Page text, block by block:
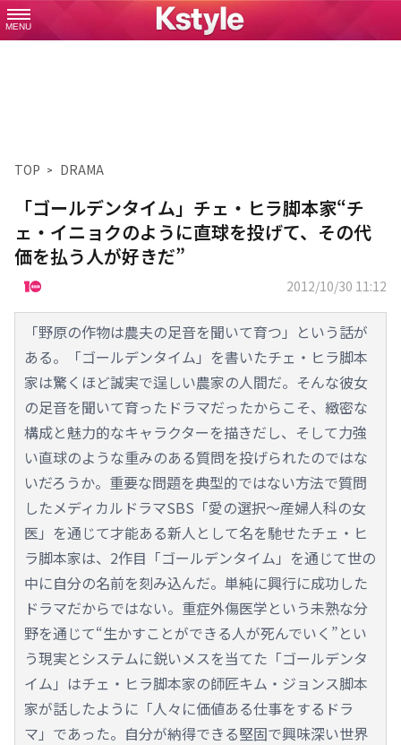
MENU
TOP DRAMA
「ゴールデンタイム」チェ・ヒラ脚本家“チ
ェ・イニョクのように直球を投げて、その代
価を払う人が好きだ”
2012/10/30 11:12
「野原の作物は農夫の足音を聞いて育つ」という話が
ある。「ゴールデンタイム」を書いたチェ・ヒラ脚本
家は驚くほど誠実で逞しい農家の人間だ。そんな彼女
の足音を聞いて育ったドラマだったからこそ、緻密な
構成と魅力的なキャラクターを描きだし、そして力強
い直球のような重みのある質問を投げられたのではな
いだろうか。重要な問題を典型的ではない方法で質問
したメディカルドラマSBS「愛の選択～産婦人科の女
医」を通じて才能ある新人として名を馳せたチェ・ヒ
ラ脚本家は、2作目「ゴールデンタイム」を通じて世の
中に自分の名前を刻み込んだ。単純に興行に成功した
ドラマだからではない。重症外傷医学という未熟な分
野を通じて“生かすことができる人が死んでいく”とい
う現実とシステムに鋭いメスを当てた「ゴールデンタ
イム」はチェ・ヒラ脚本家の師匠キム・ジョンス脚本
家が話したように「人々に価値ある仕事をするドラ
マ」であった。自分が納得できる堅固で興味深い世界